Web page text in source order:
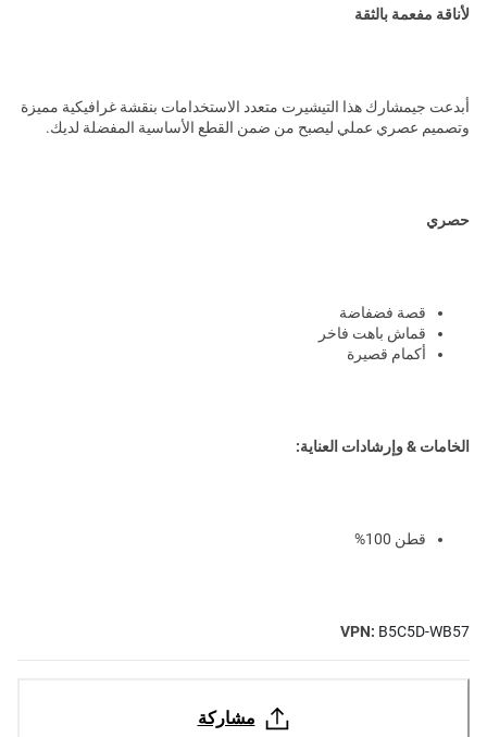
لأناقة مفعمة بالثقة
أبدعت جيمشارك هذا التيشيرت متعدد الاستخدامات بنقشة غرافيكية مميزة
وتصميم عصري عملي ليصبح من ضمن القطع الأساسية المفضلة لديك.
حصري
قصة فضفاضة
قماش باهت فاخر
أكمام قصيرة
الخامات & وإرشادات العناية:
قطن 100%
VPN: B5C5D-WB57
مشاركة